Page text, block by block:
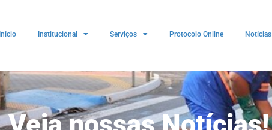
Início Institucional Serviços Protocolo Online Notícias